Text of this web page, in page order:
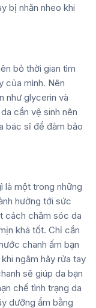
bị nhăn nheo khi
bỏ thời gian tìm
của mình. Nên
như glycerin và
cần vệ sinh nên
bác sĩ để đảm bảo
là một trong những
hưởng tới sức
cách chăm sóc da
khá tốt. Chỉ cần
chanh ấm bạn
ngâm hãy rửa tay
sẽ giúp da bạn
chế tình trạng da
dưỡng ẩm bằng